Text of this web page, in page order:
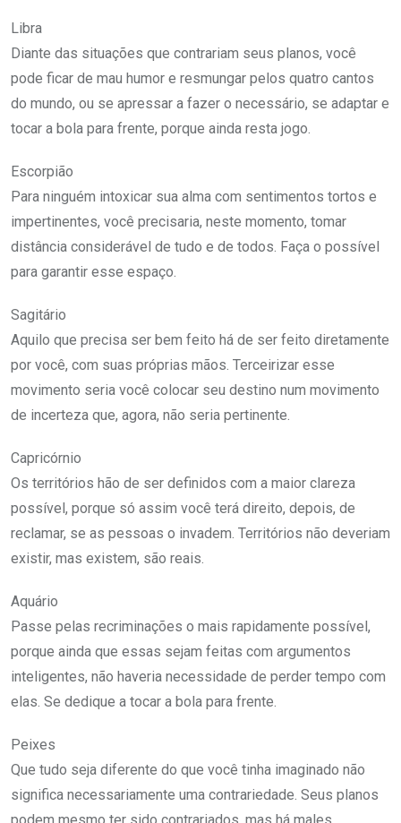
Libra
Diante das situações que contrariam seus planos, você
pode ficar de mau humor e resmungar pelos quatro cantos
do mundo, ou se apressar a fazer o necessário, se adaptar e
tocar a bola para frente, porque ainda resta jogo.
Escorpião
Para ninguém intoxicar sua alma com sentimentos tortos e
impertinentes, você precisaria, neste momento, tomar
distância considerável de tudo e de todos. Faça o possível
para garantir esse espaço.
Sagitário
Aquilo que precisa ser bem feito há de ser feito diretamente
por você, com suas próprias mãos. Terceirizar esse
movimento seria você colocar seu destino num movimento
de incerteza que, agora, não seria pertinente.
Capricórnio
Os territórios hão de ser definidos com a maior clareza
possível, porque só assim você terá direito, depois, de
reclamar, se as pessoas o invadem. Territórios não deveriam
existir, mas existem, são reais.
Aquário
Passe pelas recriminações o mais rapidamente possível,
porque ainda que essas sejam feitas com argumentos
inteligentes, não haveria necessidade de perder tempo com
elas. Se dedique a tocar a bola para frente.
Peixes
Que tudo seja diferente do que você tinha imaginado não
significa necessariamente uma contrariedade. Seus planos